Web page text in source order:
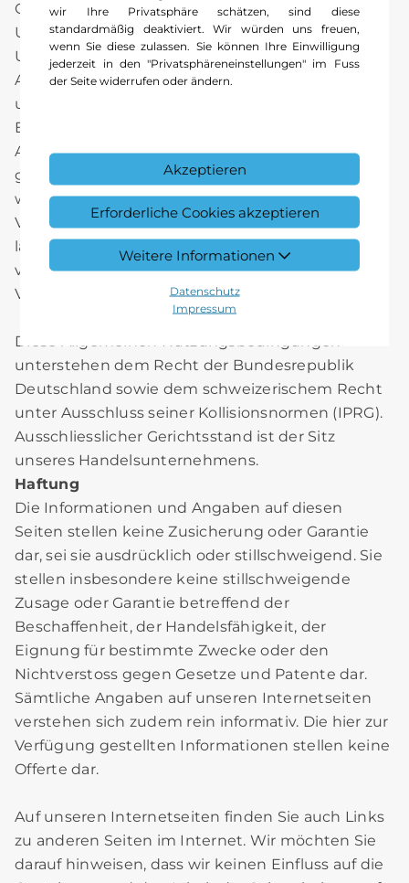
wir Ihre Privatsphäre schätzen, sind diese
standardmäßig deaktiviert. Wir würden uns freuen,
wenn Sie diese zulassen. Sie können Ihre Einwilligung
jederzeit in den "Privatsphäreneinstellungen" im Fuss
der Seite widerrufen oder ändern.
Akzeptieren
Erforderliche Cookies akzeptieren
Weitere Informationen
Datenschutz
Impressum
Gebrauchtfahrzeugen. Sollte einer dieser
Unsicherheitsfaktoren oder andere
Unwägbarkeiten eintreten oder sich die den
Aussagen zugrunde liegenden Annahmen als
unrichtig erweisen, könnten die tatsächlichen
Ergebnisse wesentlich von den in diesen
Aussagen genannten oder implizit zum Ausdruck
gebrachten Ergebnissen abweichen. Wir haben
weder die Absicht noch übernehmen wir eine
Verpflichtung, vorausschauende Aussagen
laufend zu aktualisieren, da diese ausschließlich
von den Umständen am Tag ihrer
Veröffentlichung ausgehen.
Diese Allgemeinen Nutzungsbedingungen
unterstehen dem Recht der Bundesrepublik
Deutschland sowie dem schweizerischem Recht
unter Ausschluss seiner Kollisionsnormen (IPRG).
Ausschliesslicher Gerichtsstand ist der Sitz
unseres Handelsunternehmens.
Haftung
Die Informationen und Angaben auf diesen
Seiten stellen keine Zusicherung oder Garantie
dar, sei sie ausdrücklich oder stillschweigend. Sie
stellen insbesondere keine stillschweigende
Zusage oder Garantie betreffend der
Beschaffenheit, der Handelsfähigkeit, der
Eignung für bestimmte Zwecke oder den
Nichtverstoss gegen Gesetze und Patente dar.
Sämtliche Angaben auf unseren Internetseiten
verstehen sich zudem rein informativ. Die hier zur
Verfügung gestellten Informationen stellen keine
Offerte dar.
Auf unseren Internetseiten finden Sie auch Links
zu anderen Seiten im Internet. Wir möchten Sie
darauf hinweisen, dass wir keinen Einfluss auf die